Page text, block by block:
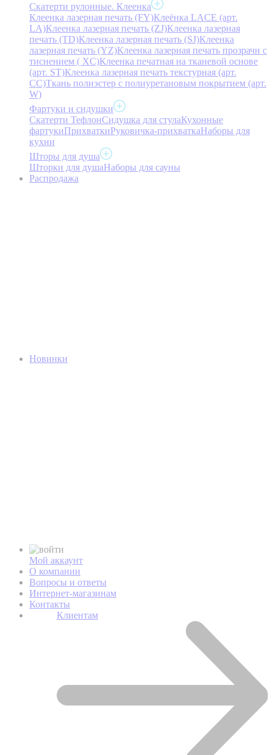
Скатерти рулонные. Клеенка
Клеенка лазерная печать (FY)Клеёнка LACE (арт.
LA)Клеенка лазерная печать (ZJ)Клеенка лазерная
печать (TD)Клеенка лазерная печать (SJ)Клеенка
лазерная печать (YZ)Клеенка лазерная печать прозрачн с
тиснением ( XC)Клеенка печатная на тканевой основе
(арт. ST)Клеенка лазерная печать текстурная (арт.
CC)Ткань полиэстер с полиуретановым покрытием (арт.
W)
Фартуки и сидушки
Скатерти ТефлонСидушка для стулаКухонные
фартукиПрихваткиРуковичка-прихваткаНаборы для
кухни
Шторы для душа
Шторки для душаНаборы для сауны
Распродажа
Новинки
Мой аккаунт
О компании
Вопросы и ответы
Интернет-магазинам
Контакты
Клиентам